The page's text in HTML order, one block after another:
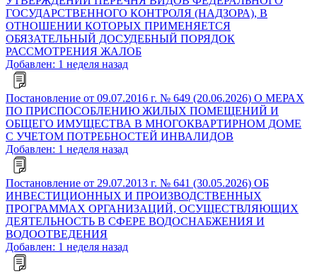
ГОСУДАРСТВЕННОГО КОНТРОЛЯ (НАДЗОРА), В
ОТНОШЕНИИ КОТОРЫХ ПРИМЕНЯЕТСЯ
ОБЯЗАТЕЛЬНЫЙ ДОСУДЕБНЫЙ ПОРЯДОК
РАССМОТРЕНИЯ ЖАЛОБ
Добавлен: 1 неделя назад
Постановление от 09.07.2016 г. № 649 (20.06.2026) О МЕРАХ
ПО ПРИСПОСОБЛЕНИЮ ЖИЛЫХ ПОМЕЩЕНИЙ И
ОБЩЕГО ИМУЩЕСТВА В МНОГОКВАРТИРНОМ ДОМЕ
С УЧЕТОМ ПОТРЕБНОСТЕЙ ИНВАЛИДОВ
Добавлен: 1 неделя назад
Постановление от 29.07.2013 г. № 641 (30.05.2026) ОБ
ИНВЕСТИЦИОННЫХ И ПРОИЗВОДСТВЕННЫХ
ПРОГРАММАХ ОРГАНИЗАЦИЙ, ОСУЩЕСТВЛЯЮЩИХ
ДЕЯТЕЛЬНОСТЬ В СФЕРЕ ВОДОСНАБЖЕНИЯ И
ВОДООТВЕДЕНИЯ
Добавлен: 1 неделя назад